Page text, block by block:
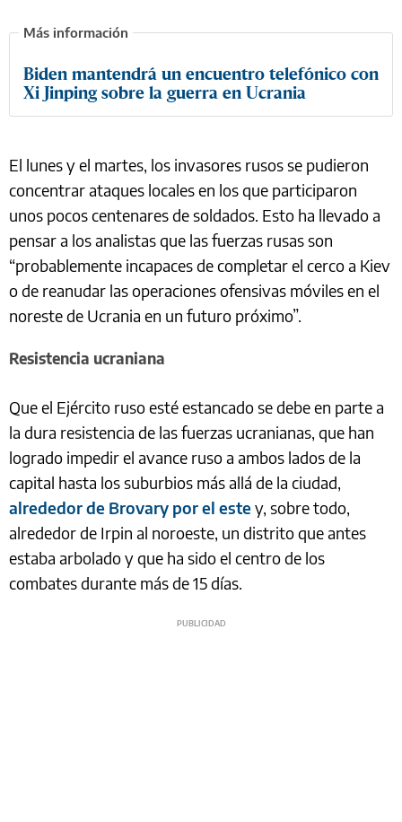
Biden mantendrá un encuentro telefónico con
Xi Jinping sobre la guerra en Ucrania
El lunes y el martes, los invasores rusos se pudieron
concentrar ataques locales en los que participaron
unos pocos centenares de soldados. Esto ha llevado a
pensar a los analistas que las fuerzas rusas son
“probablemente incapaces de completar el cerco a Kiev
o de reanudar las operaciones ofensivas móviles en el
noreste de Ucrania en un futuro próximo”.
Resistencia ucraniana
Que el Ejército ruso esté estancado se debe en parte a
la dura resistencia de las fuerzas ucranianas, que han
logrado impedir el avance ruso a ambos lados de la
capital hasta los suburbios más allá de la ciudad,
alrededor de Brovary por el estey, sobre todo,
alrededor de Irpin al noroeste, un distrito que antes
estaba arbolado y que ha sido el centro de los
combates durante más de 15 días.